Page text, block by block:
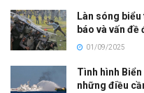
Làn sóng
báo và vấn đề
01/09/2025
Tình hình
những điều